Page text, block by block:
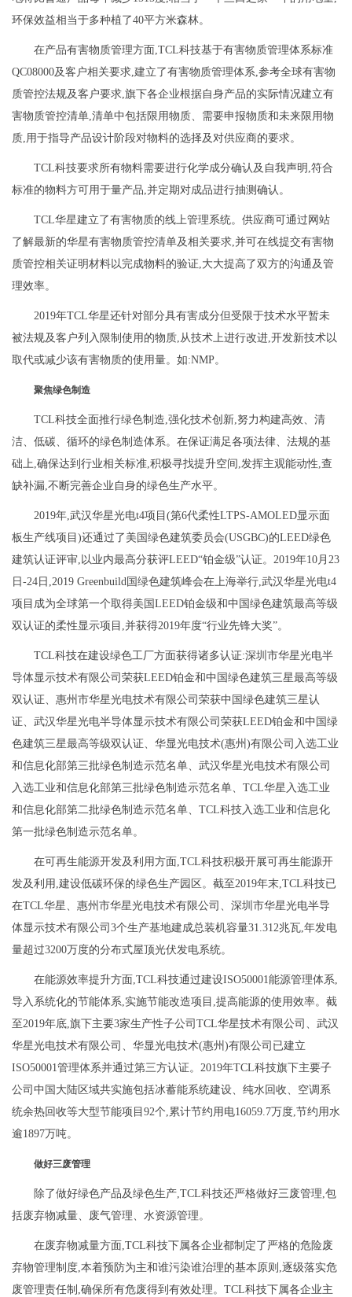
环保效益相当于多种植了40平方米森林。
在产品有害物质管理方面,TCL科技基于有害物质管理体系标准
QC08000及客户相关要求,建立了有害物质管理体系,参考全球有害物
质管控法规及客户要求,旗下各企业根据自身产品的实际情况建立有
害物质管控清单,清单中包括限用物质、需要申报物质和未来限用物
质,用于指导产品设计阶段对物料的选择及对供应商的要求。
TCL科技要求所有物料需要进行化学成分确认及自我声明,符合
标准的物料方可用于量产品,并定期对成品进行抽测确认。
TCL华星建立了有害物质的线上管理系统。供应商可通过网站
了解最新的华星有害物质管控清单及相关要求,并可在线提交有害物
质管控相关证明材料以完成物料的验证,大大提高了双方的沟通及管
理效率。
2019年TCL华星还针对部分具有害成分但受限于技术水平暂未
被法规及客户列入限制使用的物质,从技术上进行改进,开发新技术以
取代或减少该有害物质的使用量。如:NMP。
聚焦绿色制造
TCL科技全面推行绿色制造,强化技术创新,努力构建高效、清
洁、低碳、循环的绿色制造体系。在保证满足各项法律、法规的基
础上,确保达到行业相关标准,积极寻找提升空间,发挥主观能动性,查
缺补漏,不断完善企业自身的绿色生产水平。
2019年,武汉华星光电t4项目(第6代柔性LTPS-AMOLED显示面
板生产线项目)还通过了美国绿色建筑委员会(USGBC)的LEED绿色
建筑认证评审,以业内最高分获评LEED“铂金级”认证。2019年10月23
日-24日,2019 Greenbuild国绿色建筑峰会在上海举行,武汉华星光电t4
项目成为全球第一个取得美国LEED铂金级和中国绿色建筑最高等级
双认证的柔性显示项目,并获得2019年度“行业先锋大奖”。
TCL科技在建设绿色工厂方面获得诸多认证:深圳市华星光电半
导体显示技术有限公司荣获LEED铂金和中国绿色建筑三星最高等级
双认证、惠州市华星光电技术有限公司荣获中国绿色建筑三星认
证、武汉华星光电半导体显示技术有限公司荣获LEED铂金和中国绿
色建筑三星最高等级双认证、华显光电技术(惠州)有限公司入选工业
和信息化部第三批绿色制造示范名单、武汉华星光电技术有限公司
入选工业和信息化部第三批绿色制造示范名单、TCL华星入选工业
和信息化部第二批绿色制造示范名单、TCL科技入选工业和信息化
第一批绿色制造示范名单。
在可再生能源开发及利用方面,TCL科技积极开展可再生能源开
发及利用,建设低碳环保的绿色生产园区。截至2019年末,TCL科技已
在TCL华星、惠州市华星光电技术有限公司、深圳市华星光电半导
体显示技术有限公司3个生产基地建成总装机容量31.312兆瓦,年发电
量超过3200万度的分布式屋顶光伏发电系统。
在能源效率提升方面,TCL科技通过建设ISO50001能源管理体系,
导入系统化的节能体系,实施节能改造项目,提高能源的使用效率。截
至2019年底,旗下主要3家生产性子公司TCL华星技术有限公司、武汉
华星光电技术有限公司、华显光电技术(惠州)有限公司已建立
ISO50001管理体系并通过第三方认证。2019年TCL科技旗下主要子
公司中国大陆区域共实施包括冰蓄能系统建设、纯水回收、空调系
统余热回收等大型节能项目92个,累计节约用电16059.7万度,节约用水
逾1897万吨。
做好三废管理
除了做好绿色产品及绿色生产,TCL科技还严格做好三废管理,包
括废弃物减量、废气管理、水资源管理。
在废弃物减量方面,TCL科技下属各企业都制定了严格的危险废
弃物管理制度,本着预防为主和谁污染谁治理的基本原则,逐级落实危
废管理责任制,确保所有危废得到有效处理。TCL科技下属各企业主